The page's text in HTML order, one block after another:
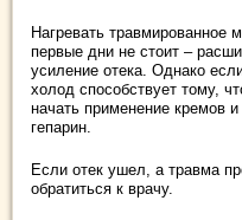
Нагревать травмированное
первые дни не стоит –
усиление отека. Однако
холод способствует тому,
начать применение кремов
гепарин.
Если отек ушел, а травма
обратиться к врачу.